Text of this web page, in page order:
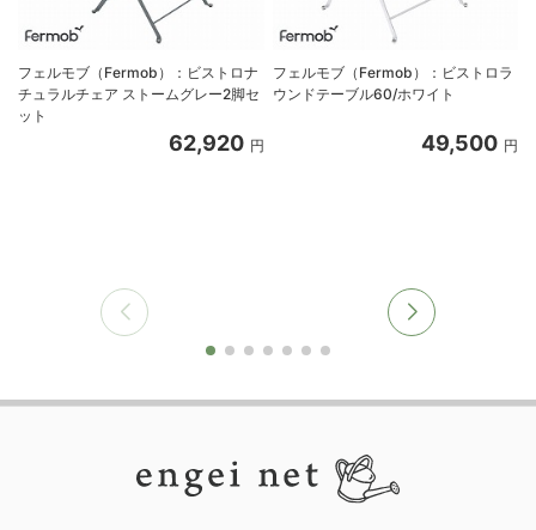
フェルモブ（Fermob）：ビストロナ
チュラルチェア ストームグレー2脚セ
ット
62,920 円
フェルモブ（Fermob）：ビストロラ
ウンドテーブル60/ホワイト
49,500 円